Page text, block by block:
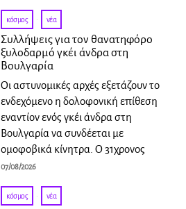
κόσμος · νέα
Συλλήψεις για τον θανατηφόρο
ξυλοδαρμό γκέι άνδρα στη
Βουλγαρία
Οι αστυνομικές αρχές εξετάζουν το
ενδεχόμενο η δολοφονική επίθεση
εναντίον ενός γκέι άνδρα στη
Βουλγαρία να συνδέεται με
ομοφοβικά κίνητρα. Ο 31χρονος
07/08/2026
κόσμος · νέα